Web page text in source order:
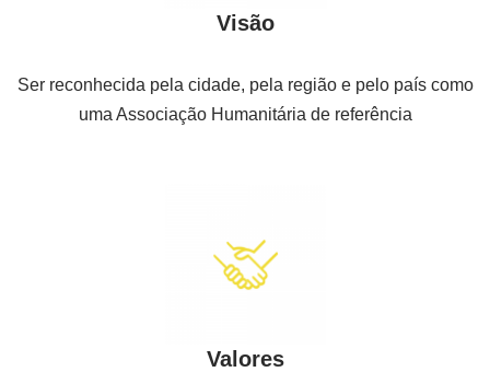
Visão
Ser reconhecida pela cidade, pela região e pelo país como
uma Associação Humanitária de referência
Valores